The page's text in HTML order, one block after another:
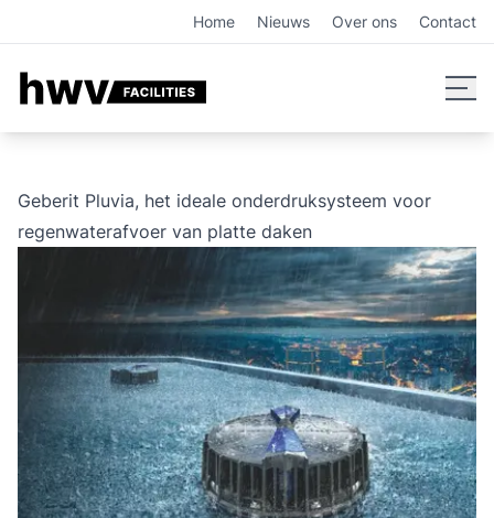
Geberit Pluvia: efficiënt onderdruksysteem voor
Home Nieuws Over ons Contact
Geberit Pluvia, het ideale onderdruksysteem voor
regenwaterafvoer van platte daken